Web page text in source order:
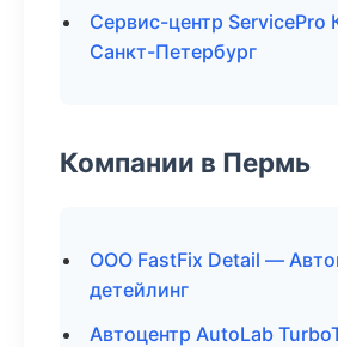
Сервис-центр ServicePro
Санкт-Петербург
Компании в Пермь
ООО FastFix Detail —
детейлинг
Автоцентр AutoLab